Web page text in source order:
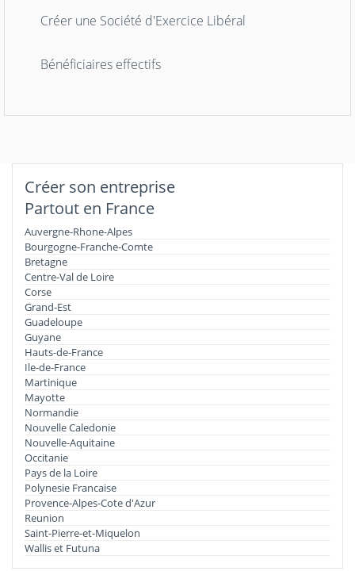
Créer une Société d'Exercice Libéral
Bénéficiaires effectifs
Créer son entreprise
Partout en France
Auvergne-Rhone-Alpes
Bourgogne-Franche-Comte
Bretagne
Centre-Val de Loire
Corse
Grand-Est
Guadeloupe
Guyane
Hauts-de-France
Ile-de-France
Martinique
Mayotte
Normandie
Nouvelle Caledonie
Nouvelle-Aquitaine
Occitanie
Pays de la Loire
Polynesie Francaise
Provence-Alpes-Cote d'Azur
Reunion
Saint-Pierre-et-Miquelon
Wallis et Futuna